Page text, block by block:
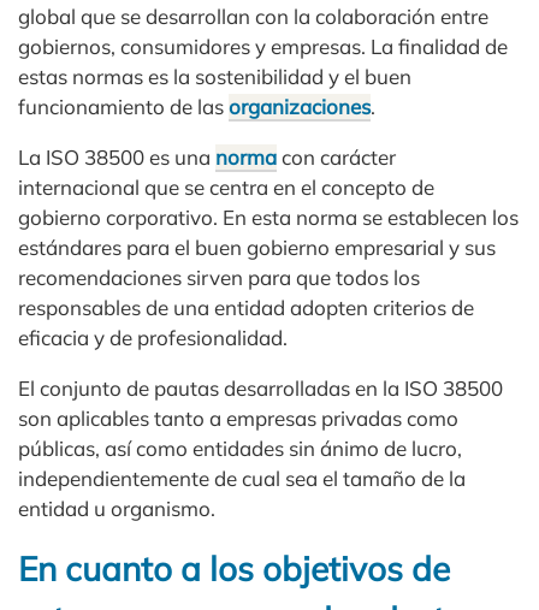
global que se desarrollan con la colaboración entre
gobiernos, consumidores y empresas. La finalidad de
estas normas es la sostenibilidad y el buen
funcionamiento de lasorganizaciones.
La ISO 38500 es una normacon carácter
internacional que se centra en el concepto de
gobierno corporativo. En esta norma se establecen los
estándares para el buen gobierno empresarial y sus
recomendaciones sirven para que todos los
responsables de una entidad adopten criterios de
eficacia y de profesionalidad.
El conjunto de pautas desarrolladas en la ISO 38500
son aplicables tanto a empresas privadas como
públicas, así como entidades sin ánimo de lucro,
independientemente de cual sea el tamaño de la
entidad u organismo.
En cuanto a los objetivos de